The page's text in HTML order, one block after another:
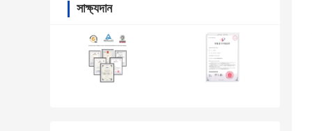
সাক্ষ্যদান